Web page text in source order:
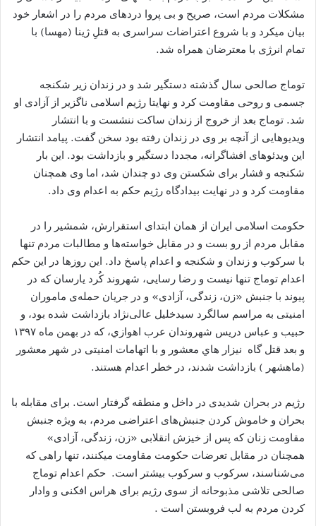
مشکلات مردم است، صریح و بی پروا دردهای مردم را در اشعار خود
بیان میکرد و با شروع اعتراضات سراسری به قتلِ ژینا (مهسا) با
تمام انرژی با معترضان همراه شد.
توماج صالحی سال گذشته دستگیر شد و در زندان زیر شکنجه
جسمی و روحی مقاومت کرد و نهایتا رژیم اسلامی ناگزیر از آزادی او
شد. توماج بعد از خروج از زندان ساکت ننشست و با انتشار
ویدیوهایی از آنچه بر وی در زندان رفته بود سخن گفت. پیامد انتشار
این ویدئوهای افشاگرانه، مجددا دستگیر و بازداشت بود. این بار
شکنجه و فشار برای شکستن وی دو چندان شد، اما وی همچنان
مقاومت کرد و در نهایت بیدادگاه رژیم حکم به اعدام وی داد.
حکومت اسلامی ایران از همان ابتدای استقرارش، شمشیر را در
مقابل مردم از رو بست و در مقابل خواسته‌ها و مطالبات مردم تنها
با سرکوب و زندان و شکنجه و اعدام پاسخ داد. این روزها در این حکم
اعدام توماج تنها نیست و رضا رسایی، شهروند کُرد یارسان که در
پیوند با جنبش «زن، زندگی، آزادی» و در جریان حمله‌ی ماموران
امنیتی به مراسم سالگرد سیدخلیل عالی‌نژاد بازداشت شده بود، و
حبیب و عباس دریس شهروندان عرب اهوازي، که در بهمن ماه ۱۳۹۷
و بعد قتل گاه نيزار هاي معشور و با اتهامات امنیتی در شهر معشور
(ماهشهر ) بازداشت شدند، در خطر اعدام هستند.
رژیم در بحران شدیدی در داخل و منطقه گرفتار است. برای مقابله با
بحران و خاموش کردن جنبش‌های اعتراضی مردم، به ویژه جنبش
مقاومت زنان که پس از خیزش انقلابی «زن، زندگی، آزادی»
همچنان در مقابل تعرضات حکومت مقاومت میکنند، تنها راهی که
می‌شناسند، سرکوب و سرکوب بیشتر است. حکم اعدام توماج
صالحی تلاشی مذبوحانه از سوی رژیم برای هراس افکنی و وادار
کردن مردم به لب فروبستن است .